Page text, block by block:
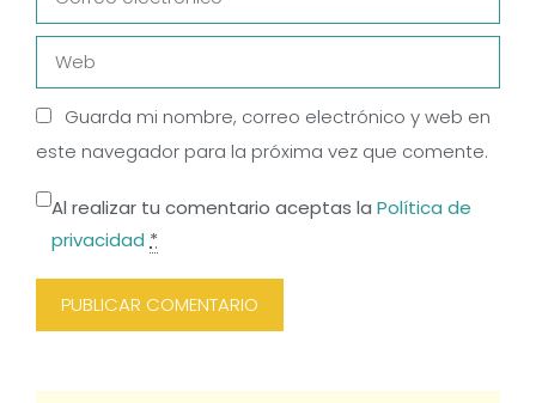
electrónico
Web
Guarda mi nombre, correo electrónico y web en
este navegador para la próxima vez que comente.
Al realizar tu comentario aceptas la Política de
privacidad *